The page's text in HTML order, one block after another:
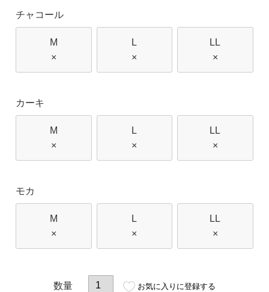
チャコール
M
×
L
×
LL
×
カーキ
M
×
L
×
LL
×
モカ
M
×
L
×
LL
×
お気に入りに登録する